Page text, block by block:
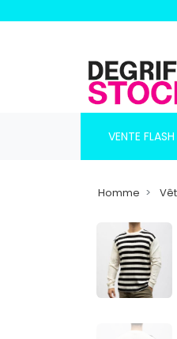
VENTE FLASH
Homme